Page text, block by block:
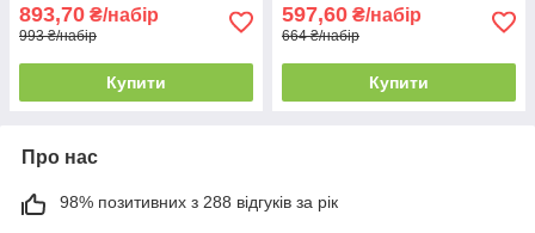
893,70 ₴/набір
993 ₴/набір
Купити
597,60 ₴/набір
664 ₴/набір
Купити
Про нас
98% позитивних з 288 відгуків за рік